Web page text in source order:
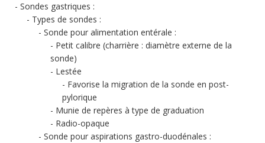
Sondes gastriques :
Types de sondes :
Sonde pour alimentation entérale :
Petit calibre (charrière : diamètre externe de la
sonde)
Lestée
Favorise la migration de la sonde en post-
pylorique
Munie de repères à type de graduation
Radio-opaque
Sonde pour aspirations gastro-duodénales :